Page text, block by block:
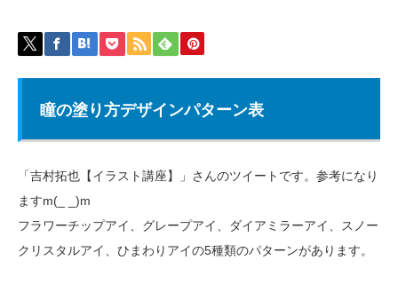
瞳の塗り方デザインパターン表
「吉村拓也【イラスト講座】」さんのツイートです。参考になり
ますm(_ _)m
フラワーチップアイ、グレープアイ、ダイアミラーアイ、スノー
クリスタルアイ、ひまわりアイの5種類のパターンがあります。